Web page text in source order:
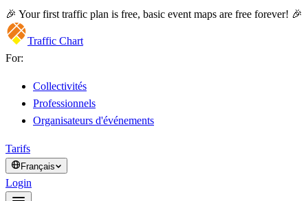
🎉 Your first traffic plan is free, basic event maps are free forever! 🎉
Traffic Chart
For:
Collectivités
Professionnels
Organisateurs d'événements
Tarifs
Français
Login